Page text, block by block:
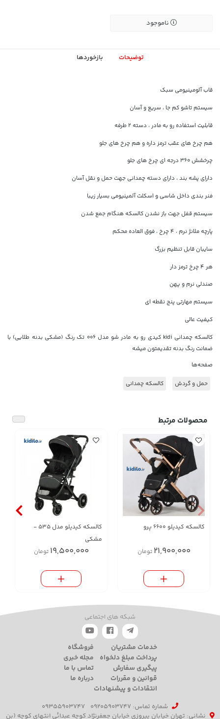
ناموجود
توضیحات بازخوردها
قاب آلومینیومی سبک
سیستم تاشو کم جا ، سریع و آسان
قابلیت استفاده رو به مادر ، دسته ۲ طرفه
هم چرخ های عقب ترمز داره و هم چرخ های جلو
چرخشش ۳۶۰ درجه ای چرخ های جلو
دارای پشه بند ، دارای دسته چمدانی جهت حمل و نقل آسان
فنر بندی داخل شاسی و اسکلت آلمینیومی بسیار زیبا
سیستم قفل جهت باز نشدن کالسکه هنگام جمع شدن
پارچه ملانژ نرم ، 4 چرخ ، فوق العاده محکم
سایبان قابل تنظیم بزرگ
هر ۴ چرخ ترمز دار
صندلی نرم و پهن
سیستم مهارتی پنج نقطه ای
کیفیت عالی
کالسکه چمدانی kidi کیدی رو به مادر شو مدل ۰۰۶ تک رنگ (مشکی بدنه طلایی) با
ضمانت رنگ بدنه تقدیمتون میشه
صفحه‌ها
حمل و گردش کالسکه چمدانی
محصولات مرتبط
کالسکه کیدیلو 6600 پرو
21,900,000 تومان
کالسکه کیدیلو مدل 535 -
مشکی
19,500,000 تومان
شبکه های اجتماعی
خدمات مشتریان
پرداخت مبلغ دلخواه
پیگیری سفارش
قوانین و مقررات
انتقادات و پیشنهادات
فروشگاه
مجله خبری
تماس با ما
درباره ما
شماره تماس‌: 09205903747
09355903747
نشانی: تهران خیابان پیروزی خیابان جعفرنژاد کوچه عبدائی انتهای کوچه (بن